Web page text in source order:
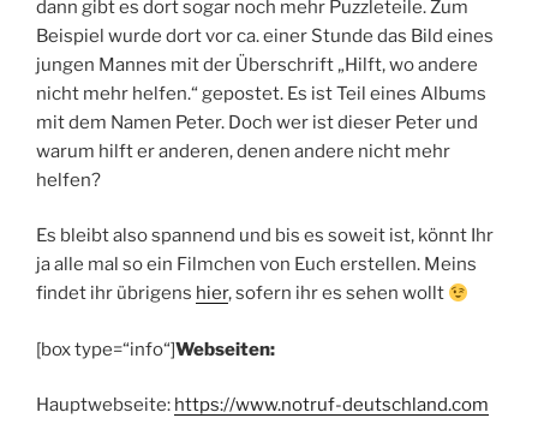
dann gibt es dort sogar noch mehr Puzzleteile. Zum
Beispiel wurde dort vor ca. einer Stunde das Bild eines
jungen Mannes mit der Überschrift „Hilft, wo andere
nicht mehr helfen.“ gepostet. Es ist Teil eines Albums
mit dem Namen Peter. Doch wer ist dieser Peter und
warum hilft er anderen, denen andere nicht mehr
helfen?
Es bleibt also spannend und bis es soweit ist, könnt Ihr
ja alle mal so ein Filmchen von Euch erstellen. Meins
findet ihr übrigens hier, sofern ihr es sehen wollt
[box type=“info“]Webseiten:
Hauptwebseite: https://www.notruf-deutschland.com